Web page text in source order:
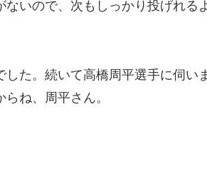
ないので、次もしっかり投げれる
た。続いて高橋周平選手に伺い
ね、周平さん。